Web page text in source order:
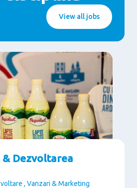
View all jobs
& Dezvoltarea
, Vanzari & Marketing